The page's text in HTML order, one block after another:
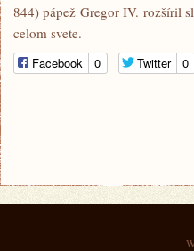
844) pápež Gregor IV. rozšíril
celom svete.
Facebook 0 Twitter 0